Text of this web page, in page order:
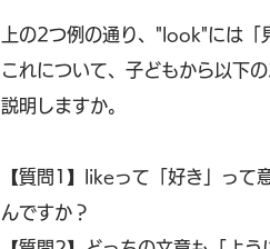
上の2つ例の通り、"look"には「
これについて、子どもから以下
説明しますか。
【質問1】likeって「好き」って
んですか？